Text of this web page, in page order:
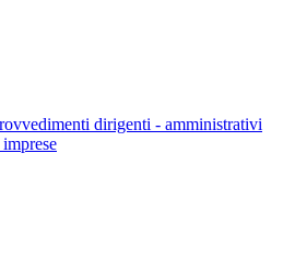
dirigenti - amministrativi